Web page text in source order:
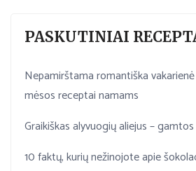
PASKUTINIAI
Nepamirštama romantiška
mėsos receptai namams
Graikiškas alyvuogių aliejus –
10 faktų, kurių nežinojote apie